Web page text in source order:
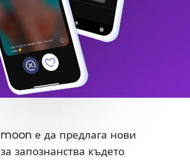
е да предлага нови
запознанства където